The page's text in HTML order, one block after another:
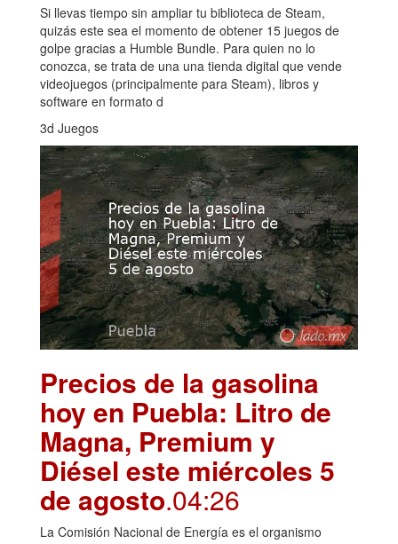
Si llevas tiempo sin ampliar tu biblioteca de Steam,
quizás este sea el momento de obtener 15 juegos de
golpe gracias a Humble Bundle. Para quien no lo
conozca, se trata de una una tienda digital que vende
videojuegos (principalmente para Steam), libros y
software en formato d
3d Juegos
Precios de la gasolina
hoy en Puebla: Litro de
Magna, Premium y
Diésel este miércoles 5
de agosto.04:26
La Comisión Nacional de Energía es el organismo